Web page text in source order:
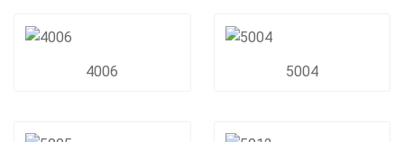
4006 5004